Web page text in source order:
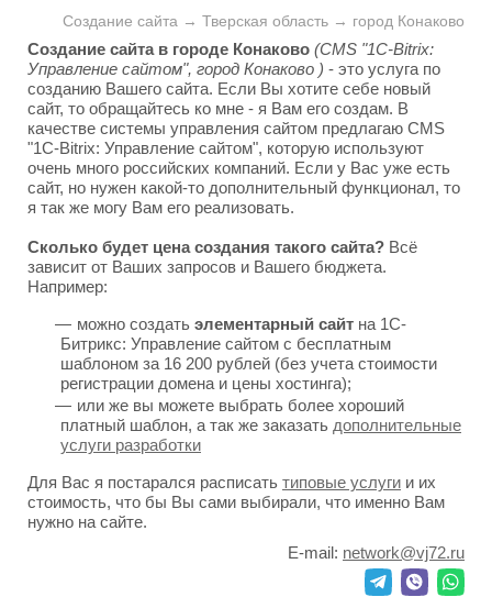
Создание сайта → Тверская область → город Конаково
Создание сайта в городе Конаково (CMS "1C-Bitrix:
Управление сайтом", город Конаково ) - это услуга по
созданию Вашего сайта. Если Вы хотите себе новый
сайт, то обращайтесь ко мне - я Вам его создам. В
качестве системы управления сайтом предлагаю CMS
"1C-Bitrix: Управление сайтом", которую используют
очень много российских компаний. Если у Вас уже есть
сайт, но нужен какой-то дополнительный функционал, то
я так же могу Вам его реализовать.
Сколько будет цена создания такого сайта? Всё
зависит от Ваших запросов и Вашего бюджета.
Например:
можно создать элементарный сайт на 1С-
Битрикс: Управление сайтом с бесплатным
шаблоном за 16 200 рублей (без учета стоимости
регистрации домена и цены хостинга);
или же вы можете выбрать более хороший
платный шаблон, а так же заказать дополнительные
услуги разработки
Для Вас я постарался расписать типовые услуги и их
стоимость, что бы Вы сами выбирали, что именно Вам
нужно на сайте.
E-mail: network@vj72.ru